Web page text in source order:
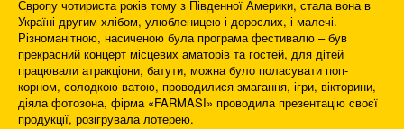
Європу чотириста років тому з Південної Америки, стала вона в
Україні другим хлібом, улюбленицею і дорослих, і малечі.
Різноманітною, насиченою була програма фестивалю – був
прекрасний концерт місцевих аматорів та гостей, для дітей
працювали атракціони, батути, можна було поласувати поп-
корном, солодкою ватою, проводилися змагання, ігри, вікторини,
діяла фотозона, фірма «FARMASI» проводила презентацію своєї
продукції, розігрувала лотерею.